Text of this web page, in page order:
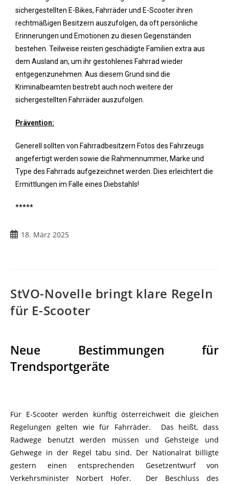
sichergestellten E-Bikes, Fahrräder und E-Scooter ihren
rechtmäßigen Besitzern auszufolgen, da oft persönliche
Erinnerungen und Emotionen zu diesen Gegenständen
bestehen. Teilweise reisten geschädigte Familien extra aus
dem Ausland an, um ihr gestohlenes Fahrrad wieder
entgegenzunehmen. Aus diesem Grund sind die
Kriminalbeamten bestrebt auch noch weitere der
sichergestellten Fahrräder auszufolgen.
Prävention:
Generell sollten von Fahrradbesitzern Fotos des Fahrzeugs
angefertigt werden sowie die Rahmennummer, Marke und
Type des Fahrrads aufgezeichnet werden. Dies erleichtert die
Ermittlungen im Falle eines Diebstahls!
*****
18. März 2025
StVO-Novelle bringt klare Regeln
für E-Scooter
Neue Bestimmungen für
Trendsportgeräte
Für E-Scooter werden künftig österreichweit die gleichen
Regelungen gelten wie für Fahrräder. Das heißt, dass
Radwege benutzt werden müssen und Gehsteige und
Gehwege in der Regel tabu sind. Der Nationalrat billigte
gestern einen entsprechenden Gesetzentwurf von
Verkehrsminister Norbert Hofer. Der Beschluss des